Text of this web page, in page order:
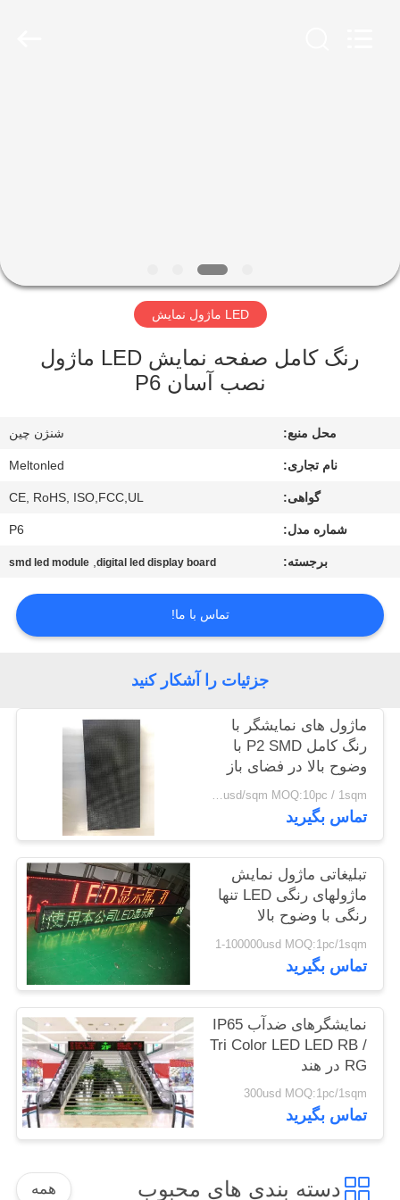
ما
کارخانه
کیفیت
COMPANY
NEWS
نقشه
سایت
POLICY
LED ماژول نمایش
رنگ کامل صفحه نمایش LED ماژول
نصب آسان P6
محل منبع: شنژن چین
نام تجاری: Meltonled
گواهی: CE, RoHS, ISO,FCC,UL
شماره مدل: P6
برجسته: digital led display board
,
smd led module
تماس با ما!
جزئیات را آشکار کنید
ماژول های نمایشگر با
رنگ کامل P2 SMD با
وضوح بالا در فضای باز
1100usd/sqm MOQ:10pc / 1sqm
تماس بگیرید
تبلیغاتی ماژول نمایش
ماژولهای رنگی LED تنها
رنگی با وضوح بالا
AC220V / 110V
1-100000usd MOQ:1pc/1sqm
تماس بگیرید
نمایشگرهای ضدآب IP65
Tri Color LED LED RB /
RG در هند
300usd MOQ:1pc/1sqm
تماس بگیرید
دسته بندی های محبوب همه